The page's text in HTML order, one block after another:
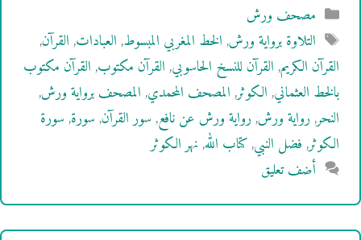
التصنيفات
مصحف ورش
الوسوم
التلاوة برواية ورش,الخط المغربي المبسوط,العبادات,القرآن,
القرآن الكريم,القرآن للنسخ الحاسوبي,القرآن مكتوب,القرآن مكتوب
بالخط العثماني,الكوثر,المصحف المحمدي,المصحف برواية ورش,
النحر,رواية ورش,رواية ورش عن نافع,سور القرآن,سورة,سورة
الكوثر,فضل النبي,كتاب الله,نهر الكوثر
أضف تعليق